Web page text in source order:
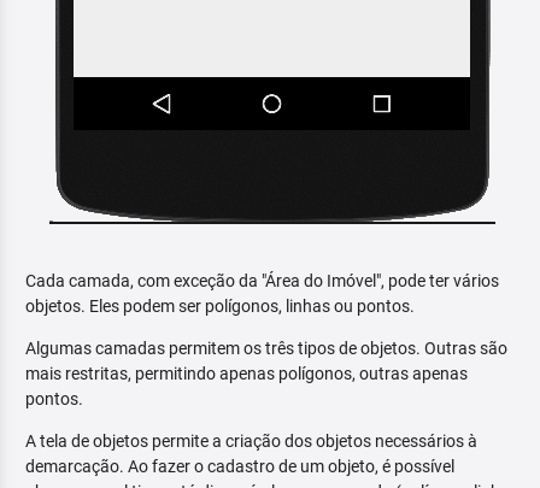
Cada camada, com exceção da "Área do Imóvel", pode ter vários
objetos. Eles podem ser polígonos, linhas ou pontos.
Algumas camadas permitem os três tipos de objetos. Outras são
mais restritas, permitindo apenas polígonos, outras apenas
pontos.
A tela de objetos permite a criação dos objetos necessários à
demarcação. Ao fazer o cadastro de um objeto, é possível